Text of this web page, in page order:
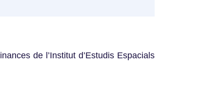
de l’Institut d’Estudis Espacials